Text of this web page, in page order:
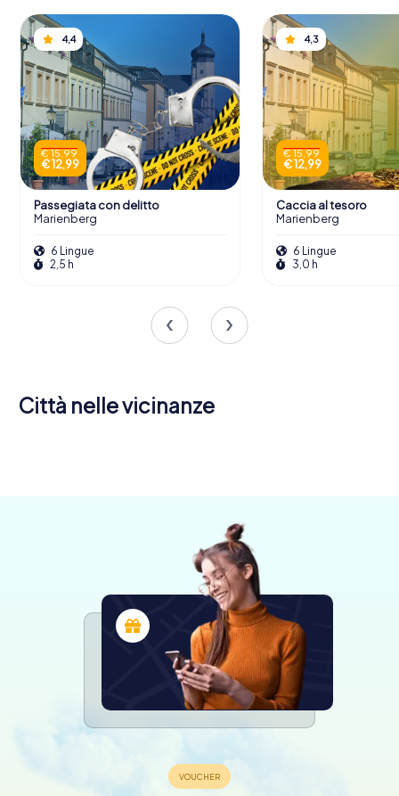
4,4
€ 15,99
€ 12,99
Passegiata con delitto
Marienberg
6 Lingue
2,5 h
4,3
€ 15,99
€ 12,99
Caccia al tesoro
Marienberg
6 Lingue
3,0 h
Città nelle vicinanze